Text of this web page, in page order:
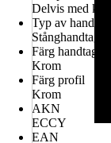
Delvis med
Typ av handtag
Stånghandtag
Färg handtag
Krom
Färg profil
Krom
AKN
ECCY
EAN